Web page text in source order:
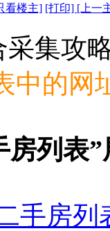
看楼主] [打印] [上一
集攻
中的网
房列表
手房列